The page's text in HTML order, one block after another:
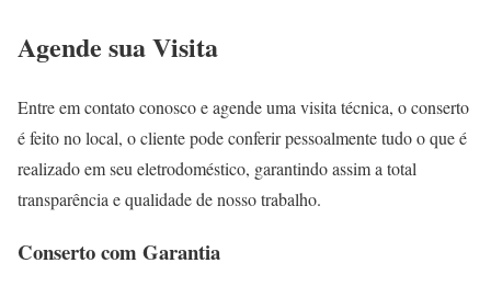
Agende sua Visita
Entre em contato conosco e agende uma visita técnica, o conserto
é feito no local, o cliente pode conferir pessoalmente tudo o que é
realizado em seu eletrodoméstico, garantindo assim a total
transparência e qualidade de nosso trabalho.
Conserto com Garantia